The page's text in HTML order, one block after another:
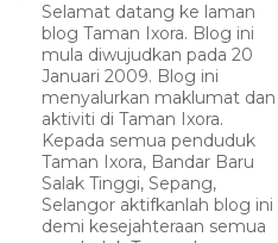
Selamat datang ke laman
blog Taman Ixora. Blog ini
mula diwujudkan pada 20
Januari 2009. Blog ini
menyalurkan maklumat dan
aktiviti di Taman Ixora.
Kepada semua penduduk
Taman Ixora, Bandar Baru
Salak Tinggi, Sepang,
Selangor aktifkanlah blog ini
demi kesejahteraan semua